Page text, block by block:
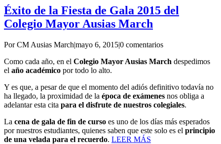
Éxito de la Fiesta de Gala 2015 del
Colegio Mayor Ausias March
Por CM Ausias March|mayo 6, 2015|0 comentarios
Como cada año, en el Colegio Mayor Ausias March despedimos
el año académico por todo lo alto.
Y es que, a pesar de que el momento del adiós definitivo todavía no
ha llegado, la proximidad de la época de exámenes nos obliga a
adelantar esta cita para el disfrute de nuestros colegiales.
La cena de gala de fin de curso es uno de los días más esperados
por nuestros estudiantes, quienes saben que este solo es el principio
de una velada para el recuerdo. LEER MÁS